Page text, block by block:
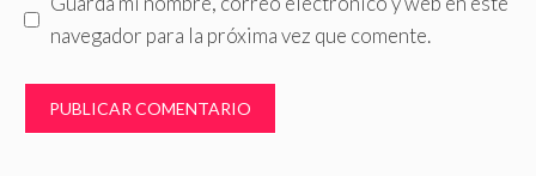
navegador para la próxima vez que comente.